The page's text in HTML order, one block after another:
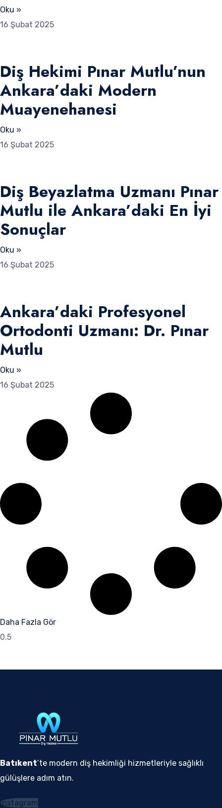
Oku »
16 Şubat 2025
Diş Hekimi Pınar Mutlu’nun
Ankara’daki Modern
Muayenehanesi
Oku »
16 Şubat 2025
Diş Beyazlatma Uzmanı Pınar
Mutlu ile Ankara’daki En İyi
Sonuçlar
Oku »
16 Şubat 2025
Ankara’daki Profesyonel
Ortodonti Uzmanı: Dr. Pınar
Mutlu
Oku »
16 Şubat 2025
Daha Fazla Gör
Batıkent’te modern diş hekimliği hizmetleriyle sağlıklı
gülüşlere adım atın.
Instagram